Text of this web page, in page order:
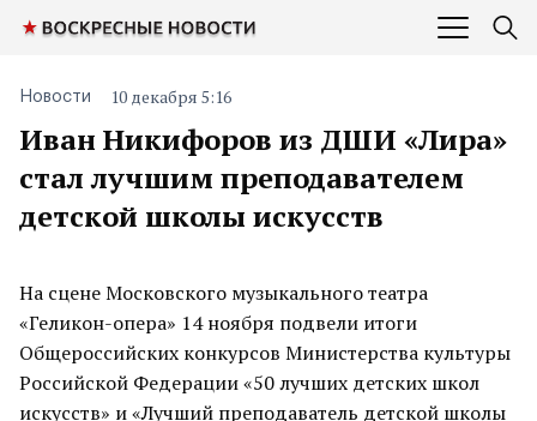
Иван Никифоров из ДШИ «Лира»
стал лучшим преподавателем
детской школы искусств
Новости 10 декабря 5:16
На сцене Московского музыкального театра
«Геликон-опера» 14 ноября подвели итоги
Общероссийских конкурсов Министерства культуры
Российской Федерации «50 лучших детских школ
искусств» и «Лучший преподаватель детской школы